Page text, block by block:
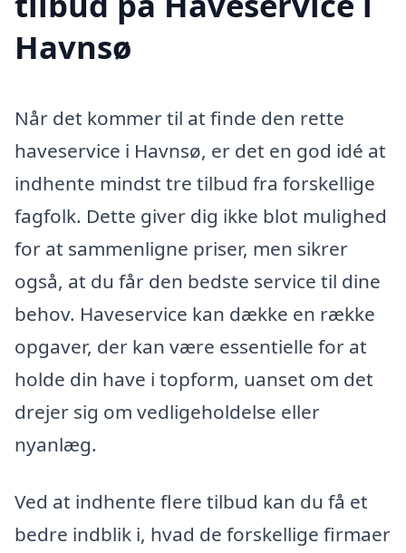
Havnsø
Når det kommer til at finde den rette
haveservice i Havnsø, er det en god idé at
indhente mindst tre tilbud fra forskellige
fagfolk. Dette giver dig ikke blot mulighed
for at sammenligne priser, men sikrer
også, at du får den bedste service til dine
behov. Haveservice kan dække en række
opgaver, der kan være essentielle for at
holde din have i topform, uanset om det
drejer sig om vedligeholdelse eller
nyanlæg.
Ved at indhente flere tilbud kan du få et
bedre indblik i, hvad de forskellige firmaer